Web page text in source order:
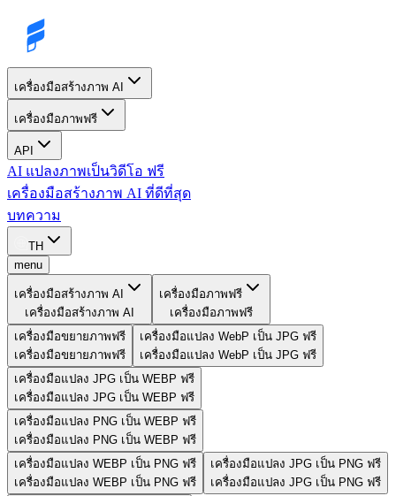
เครื่องมือสร้างภาพ AI
เครื่องมือภาพฟรี
API
AI แปลงภาพเป็นวิดีโอ ฟรี
เครื่องมือสร้างภาพ AI ที่ดีที่สุด
บทความ
TH
menu
เครื่องมือสร้างภาพ AI
เครื่องมือสร้างภาพ AI
เครื่องมือภาพฟรี
เครื่องมือภาพฟรี
เครื่องมือขยายภาพฟรี
เครื่องมือขยายภาพฟรี
เครื่องมือแปลง WebP เป็น JPG ฟรี
เครื่องมือแปลง WebP เป็น JPG ฟรี
เครื่องมือแปลง JPG เป็น WEBP ฟรี
เครื่องมือแปลง JPG เป็น WEBP ฟรี
เครื่องมือแปลง PNG เป็น WEBP ฟรี
เครื่องมือแปลง PNG เป็น WEBP ฟรี
เครื่องมือแปลง WEBP เป็น PNG ฟรี
เครื่องมือแปลง WEBP เป็น PNG ฟรี
เครื่องมือแปลง JPG เป็น PNG ฟรี
เครื่องมือแปลง JPG เป็น PNG ฟรี